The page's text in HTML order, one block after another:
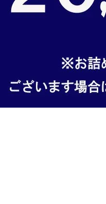
温室みかん(ハウスみかん)